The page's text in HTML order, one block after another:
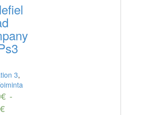
3,
€ -
€